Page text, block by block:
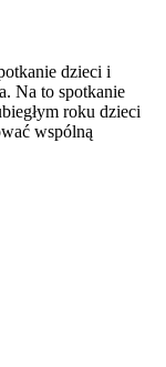
dzieci i
Na to spotkanie
roku dzieci
wspólną